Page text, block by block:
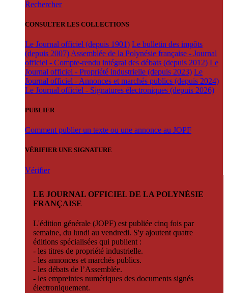
Rechercher
CONSULTER LES COLLECTIONS
Le Journal officiel (depuis 1901) Le bulletin des impôts
(depuis 2007) Assemblée de la Polynésie française - Journal
officiel - Compte-rendu intégral des débats (depuis 2012) Le
Journal officiel - Propriété industrielle (depuis 2023) Le
Journal officiel - Annonces et marchés publics (depuis 2024)
Le Journal officiel - Signatures électroniques (depuis 2026)
PUBLIER
Comment publier un texte ou une annonce au JOPF
VÉRIFIER UNE SIGNATURE
Vérifier
LE JOURNAL OFFICIEL DE LA POLYNÉSIE
FRANÇAISE
L'édition générale (JOPF) est publiée cinq fois par
semaine, du lundi au vendredi. S'y ajoutent quatre
éditions spécialisées qui publient :
- les titres de propriété industrielle.
- les annonces et marchés publics.
- les débats de l’Assemblée.
- les empreintes numériques des documents signés
électroniquement.